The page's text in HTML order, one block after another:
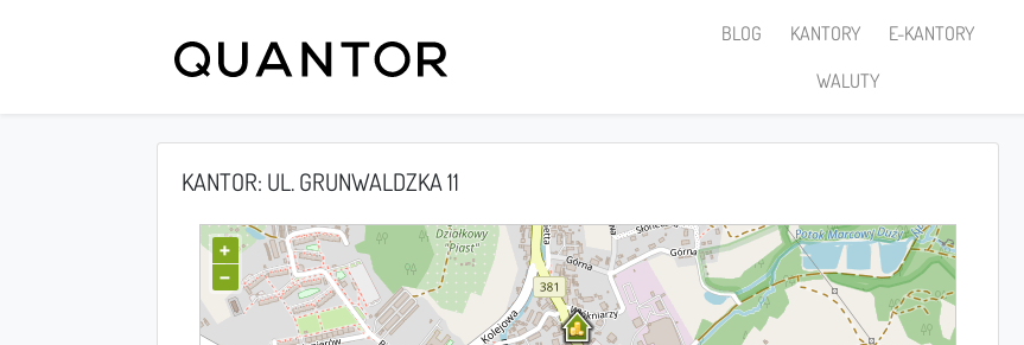
BLOG KANTORY
E-KANTORY
WALUTY
KANTOR: UL. GRUNWALDZKA 11
+
−